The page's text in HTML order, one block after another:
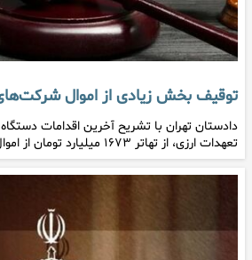
توقیف بخش زیادی از اموال
دادستان تهران با تشریح آخرین اقدامات
تعهدات ارزی، از تهاتر ۱۶۷۳ میلیارد تومان از اموال شرکت‌های…